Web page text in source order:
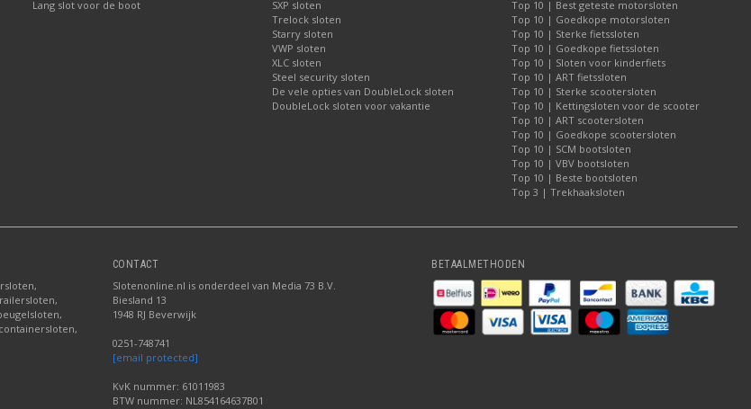
Lang slot voor de boot
SXP sloten
Trelock sloten
Starry sloten
VWP sloten
XLC sloten
Steel security sloten
De vele opties van DoubleLock sloten
DoubleLock sloten voor vakantie
Top 10 | Best geteste motorsloten
Top 10 | Goedkope motorsloten
Top 10 | Sterke fietssloten
Top 10 | Goedkope fietssloten
Top 10 | Sloten voor kinderfiets
Top 10 | ART fietssloten
Top 10 | Sterke scootersloten
Top 10 | Kettingsloten voor de scooter
Top 10 | ART scootersloten
Top 10 | Goedkope scootersloten
Top 10 | SCM bootsloten
Top 10 | VBV bootsloten
Top 10 | Beste bootsloten
Top 3 | Trekhaaksloten
CONTACT
Slotenonline.nl is onderdeel van Media 73 B.V.
Biesland 13
1948 RJ Beverwijk
0251-748741
[email protected]
KvK nummer: 61011983
BTW nummer: NL854164637B01
BETAALMETHODEN